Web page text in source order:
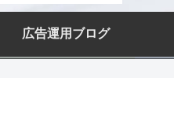
広告運用ブログ